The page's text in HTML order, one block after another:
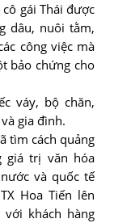
gái Thái được
dâu, nuôi tằm,
công việc mà
bảo chứng cho
váy, bộ chăn,
gia đình.
tìm cách quảng
giá trị văn hóa
và quốc tế
Hoa Tiến lên
khách hàng